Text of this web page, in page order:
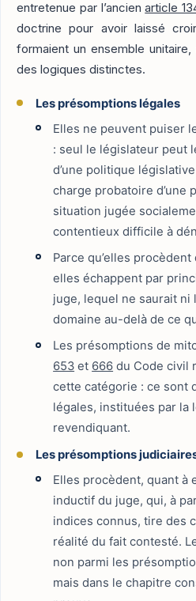
entretenue par l’ancienarticle
doctrine pour avoir laissé
formaient un ensemble unitaire,
des logiques distinctes.
Les présomptions légales
Elles ne peuvent puiser
: seul le législateur peut
d’une politique
charge probatoire d’une
situation jugée
contentieux difficile à
Parce qu’elles
elles échappent par
juge, lequel ne saurait
domaine au-delà de ce
Les présomptions de
653 et 666 du Code civil
cette catégorie : ce sont
légales, instituées par la
revendiquant.
Les présomptions
Elles procèdent, quant à
inductif du juge, qui, à
indices connus, tire des
réalité du fait contesté.
non parmi les
mais dans le chapitre